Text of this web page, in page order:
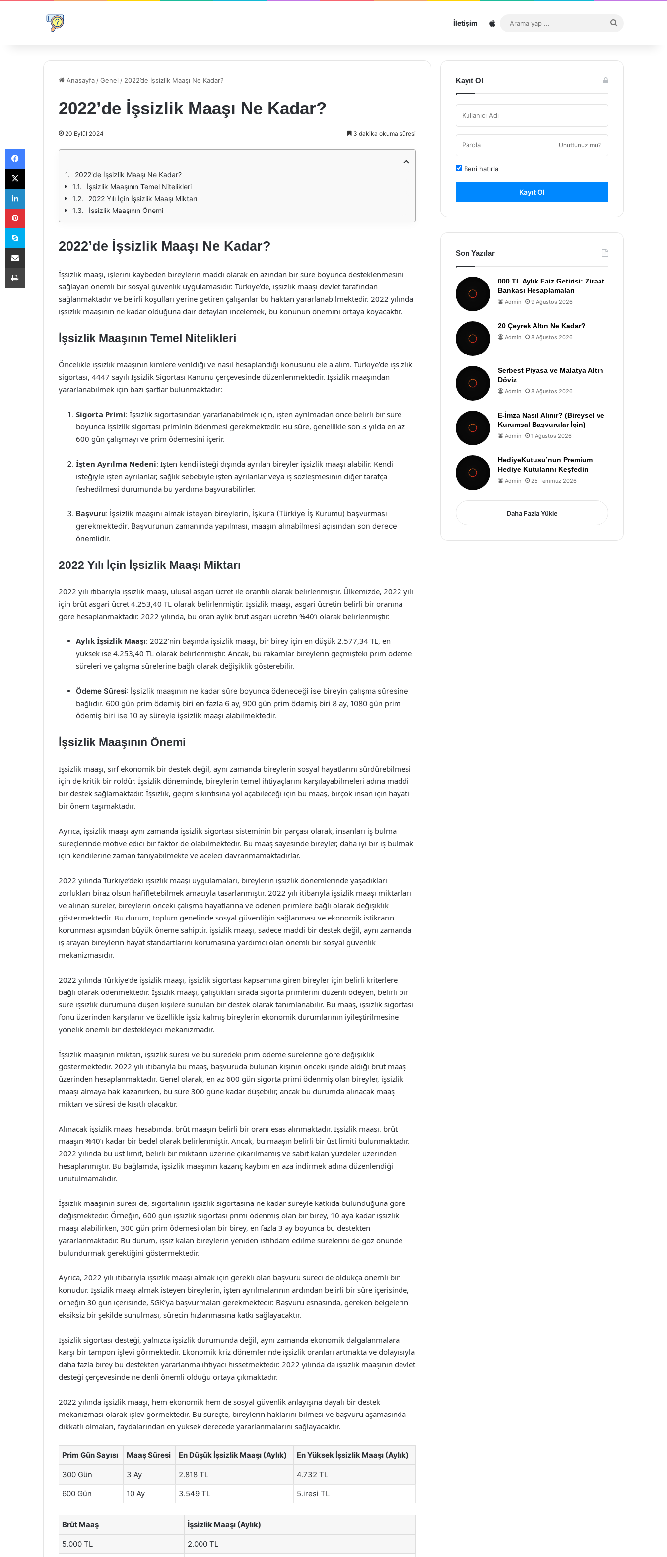
İletişim Sitemap
...
Anasayfa /Genel / 2022’de İşsizlik Maaşı Ne Kadar?
2022’de İşsizlik Maaşı Ne Kadar?
20 Eylül 2024 3 dakika okuma süresi
2022'de İşsizlik Maaşı Ne Kadar?
İşsizlik Maaşının Temel Nitelikleri
2022 Yılı İçin İşsizlik Maaşı Miktarı
İşsizlik Maaşının Önemi
2022’de İşsizlik Maaşı Ne Kadar?
İşsizlik maaşı, işlerini kaybeden bireylerin maddi olarak en azından bir süre boyunca desteklenmesini
sağlayan önemli bir sosyal güvenlik uygulamasıdır. Türkiye’de, işsizlik maaşı devlet tarafından
sağlanmaktadır ve belirli koşulları yerine getiren çalışanlar bu haktan yararlanabilmektedir. 2022 yılında
işsizlik maaşının ne kadar olduğuna dair detayları incelemek, bu konunun önemini ortaya koyacaktır.
İşsizlik Maaşının Temel Nitelikleri
Öncelikle işsizlik maaşının kimlere verildiği ve nasıl hesaplandığı konusunu ele alalım. Türkiye’de işsizlik
sigortası, 4447 sayılı İşsizlik Sigortası Kanunu çerçevesinde düzenlenmektedir. İşsizlik maaşından
yararlanabilmek için bazı şartlar bulunmaktadır:
Sigorta Primi: İşsizlik sigortasından yararlanabilmek için, işten ayrılmadan önce belirli bir süre
boyunca işsizlik sigortası priminin ödenmesi gerekmektedir. Bu süre, genellikle son 3 yılda en az
600 gün çalışmayı ve prim ödemesini içerir.
İşten Ayrılma Nedeni: İşten kendi isteği dışında ayrılan bireyler işsizlik maaşı alabilir. Kendi
isteğiyle işten ayrılanlar, sağlık sebebiyle işten ayrılanlar veya iş sözleşmesinin diğer tarafça
feshedilmesi durumunda bu yardıma başvurabilirler.
Başvuru: İşsizlik maaşını almak isteyen bireylerin, İşkur’a (Türkiye İş Kurumu) başvurması
gerekmektedir. Başvurunun zamanında yapılması, maaşın alınabilmesi açısından son derece
önemlidir.
2022 Yılı İçin İşsizlik Maaşı Miktarı
2022 yılı itibarıyla işsizlik maaşı, ulusal asgari ücret ile orantılı olarak belirlenmiştir. Ülkemizde, 2022 yılı
için brüt asgari ücret 4.253,40 TL olarak belirlenmiştir. İşsizlik maaşı, asgari ücretin belirli bir oranına
göre hesaplanmaktadır. 2022 yılında, bu oran aylık brüt asgari ücretin %40’ı olarak belirlenmiştir.
Aylık İşsizlik Maaşı: 2022’nin başında işsizlik maaşı, bir birey için en düşük 2.577,34 TL, en
yüksek ise 4.253,40 TL olarak belirlenmiştir. Ancak, bu rakamlar bireylerin geçmişteki prim ödeme
süreleri ve çalışma sürelerine bağlı olarak değişiklik gösterebilir.
Ödeme Süresi: İşsizlik maaşının ne kadar süre boyunca ödeneceği ise bireyin çalışma süresine
bağlıdır. 600 gün prim ödemiş biri en fazla 6 ay, 900 gün prim ödemiş biri 8 ay, 1080 gün prim
ödemiş biri ise 10 ay süreyle işsizlik maaşı alabilmektedir.
İşsizlik Maaşının Önemi
İşsizlik maaşı, sırf ekonomik bir destek değil, aynı zamanda bireylerin sosyal hayatlarını sürdürebilmesi
için de kritik bir roldür. İşsizlik döneminde, bireylerin temel ihtiyaçlarını karşılayabilmeleri adına maddi
bir destek sağlamaktadır. İşsizlik, geçim sıkıntısına yol açabileceği için bu maaş, birçok insan için hayati
bir önem taşımaktadır.
Ayrıca, işsizlik maaşı aynı zamanda işsizlik sigortası sisteminin bir parçası olarak, insanları iş bulma
süreçlerinde motive edici bir faktör de olabilmektedir. Bu maaş sayesinde bireyler, daha iyi bir iş bulmak
için kendilerine zaman tanıyabilmekte ve aceleci davranmamaktadırlar.
2022 yılında Türkiye’deki işsizlik maaşı uygulamaları, bireylerin işsizlik dönemlerinde yaşadıkları
zorlukları biraz olsun hafifletebilmek amacıyla tasarlanmıştır. 2022 yılı itibarıyla işsizlik maaşı miktarları
ve alınan süreler, bireylerin önceki çalışma hayatlarına ve ödenen primlere bağlı olarak değişiklik
göstermektedir. Bu durum, toplum genelinde sosyal güvenliğin sağlanması ve ekonomik istikrarın
korunması açısından büyük öneme sahiptir. işsizlik maaşı, sadece maddi bir destek değil, aynı zamanda
iş arayan bireylerin hayat standartlarını korumasına yardımcı olan önemli bir sosyal güvenlik
mekanizmasıdır.
2022 yılında Türkiye’de işsizlik maaşı, işsizlik sigortası kapsamına giren bireyler için belirli kriterlere
bağlı olarak ödenmektedir. İşsizlik maaşı, çalıştıkları sırada sigorta primlerini düzenli ödeyen, belirli bir
süre işsizlik durumuna düşen kişilere sunulan bir destek olarak tanımlanabilir. Bu maaş, işsizlik sigortası
fonu üzerinden karşılanır ve özellikle işsiz kalmış bireylerin ekonomik durumlarının iyileştirilmesine
yönelik önemli bir destekleyici mekanizmadır.
İşsizlik maaşının miktarı, işsizlik süresi ve bu süredeki prim ödeme sürelerine göre değişiklik
göstermektedir. 2022 yılı itibarıyla bu maaş, başvuruda bulunan kişinin önceki işinde aldığı brüt maaş
üzerinden hesaplanmaktadır. Genel olarak, en az 600 gün sigorta primi ödenmiş olan bireyler, işsizlik
maaşı almaya hak kazanırken, bu süre 300 güne kadar düşebilir, ancak bu durumda alınacak maaş
miktarı ve süresi de kısıtlı olacaktır.
Alınacak işsizlik maaşı hesabında, brüt maaşın belirli bir oranı esas alınmaktadır. İşsizlik maaşı, brüt
maaşın %40’ı kadar bir bedel olarak belirlenmiştir. Ancak, bu maaşın belirli bir üst limiti bulunmaktadır.
2022 yılında bu üst limit, belirli bir miktarın üzerine çıkarılmamış ve sabit kalan yüzdeler üzerinden
hesaplanmıştır. Bu bağlamda, işsizlik maaşının kazanç kaybını en aza indirmek adına düzenlendiği
unutulmamalıdır.
İşsizlik maaşının süresi de, sigortalının işsizlik sigortasına ne kadar süreyle katkıda bulunduğuna göre
değişmektedir. Örneğin, 600 gün işsizlik sigortası primi ödenmiş olan bir birey, 10 aya kadar işsizlik
maaşı alabilirken, 300 gün prim ödemesi olan bir birey, en fazla 3 ay boyunca bu destekten
yararlanmaktadır. Bu durum, işsiz kalan bireylerin yeniden istihdam edilme sürelerini de göz önünde
bulundurmak gerektiğini göstermektedir.
Ayrıca, 2022 yılı itibarıyla işsizlik maaşı almak için gerekli olan başvuru süreci de oldukça önemli bir
konudur. İşsizlik maaşı almak isteyen bireylerin, işten ayrılmalarının ardından belirli bir süre içerisinde,
örneğin 30 gün içerisinde, SGK’ya başvurmaları gerekmektedir. Başvuru esnasında, gereken belgelerin
eksiksiz bir şekilde sunulması, sürecin hızlanmasına katkı sağlayacaktır.
İşsizlik sigortası desteği, yalnızca işsizlik durumunda değil, aynı zamanda ekonomik dalgalanmalara
karşı bir tampon işlevi görmektedir. Ekonomik kriz dönemlerinde işsizlik oranları artmakta ve dolayısıyla
daha fazla birey bu destekten yararlanma ihtiyacı hissetmektedir. 2022 yılında da işsizlik maaşının devlet
desteği çerçevesinde ne denli önemli olduğu ortaya çıkmaktadır.
2022 yılında işsizlik maaşı, hem ekonomik hem de sosyal güvenlik anlayışına dayalı bir destek
mekanizması olarak işlev görmektedir. Bu süreçte, bireylerin haklarını bilmesi ve başvuru aşamasında
dikkatli olmaları, faydalarından en yüksek derecede yararlanmalarını sağlayacaktır.
Prim Gün Sayısı Maaş Süresi En Düşük İşsizlik Maaşı (Aylık) En Yüksek İşsizlik Maaşı (Aylık)
300 Gün 3 Ay 2.818 TL 4.732 TL
600 Gün 10 Ay 3.549 TL 5.iresi TL
Brüt Maaş İşsizlik Maaşı (Aylık)
5.000 TL 2.000 TL
Kayıt Ol
Unuttunuz mu?
Beni hatırla
Kayıt Ol
Son Yazılar
000 TL Aylık Faiz Getirisi: Ziraat
Bankası Hesaplamaları
Admin 9 Ağustos 2026
20 Çeyrek Altın Ne Kadar?
Admin 8 Ağustos 2026
Serbest Piyasa ve Malatya Altın
Döviz
Admin 8 Ağustos 2026
E-İmza Nasıl Alınır? (Bireysel ve
Kurumsal Başvurular İçin)
Admin 1 Ağustos 2026
HediyeKutusu’nun Premium
Hediye Kutularını Keşfedin
Admin 25 Temmuz 2026
Daha Fazla Yükle
Facebook
X
LinkedIn
Pinterest
Skype
E-Posta ile paylaş